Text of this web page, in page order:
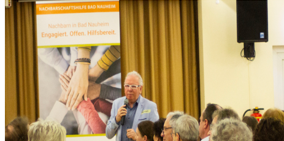
Laden der Seite
Brauchen Sie Hilfe? Unser Team ist nur einen Klick enfernt!